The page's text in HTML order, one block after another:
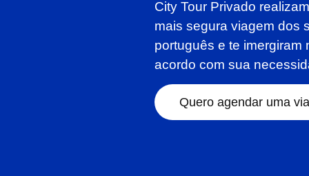
City Tour Privado
mais segura viagem dos
português e te imergiram
acordo com sua
Quero agendar uma